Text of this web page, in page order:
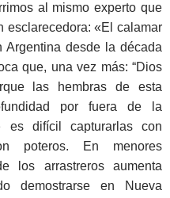
al mismo experto que
esclarecedora: «El calamar
Argentina desde la década
que, una vez más: “Dios
las hembras de esta
por fuera de la
es difícil capturarlas con
poteros. En menores
los arrastreros aumenta
demostrarse en Nueva